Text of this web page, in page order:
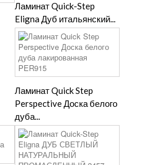
Ламинат Quick-Step
Eligna Дуб итальянский...
Ламинат Quick Step
Perspective Доска белого
дуба...